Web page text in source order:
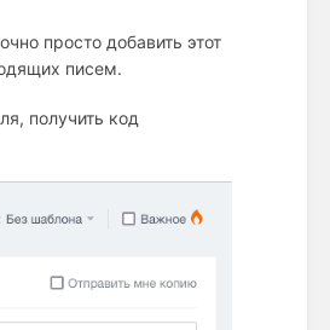
просто добавить этот
писем.
получить код